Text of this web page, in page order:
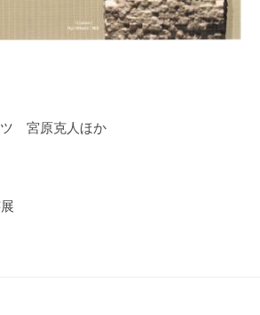
ツ 宮原克人ほか